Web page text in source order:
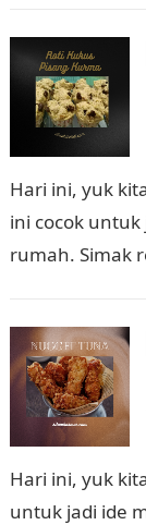
Hari ini, yuk
ini cocok
rumah. Simak
Hari ini, yuk
untuk jadi ide